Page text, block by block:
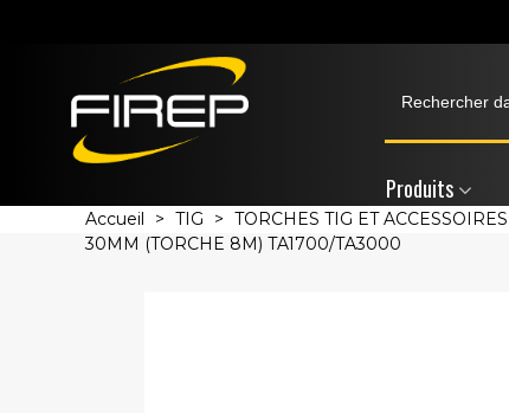
Produits
Accueil > TIG > TORCHES TIG ET ACCESSOIRES
30MM (TORCHE 8M) TA1700/TA3000